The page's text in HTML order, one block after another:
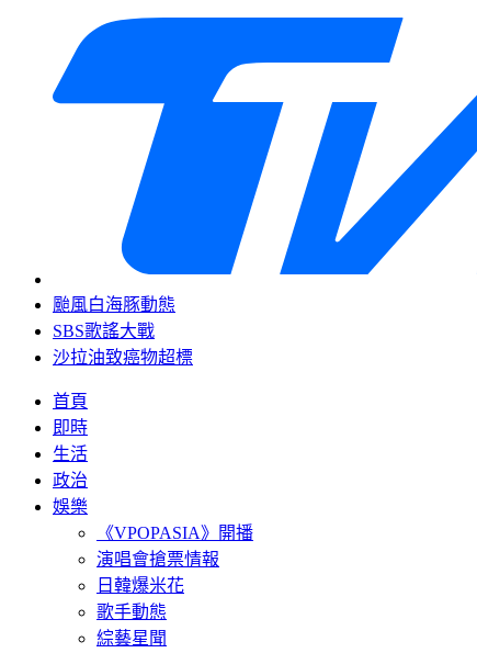
颱風白海豚動態
SBS歌謠大戰
沙拉油致癌物超標
首頁
即時
生活
政治
娛樂
《VPOPASIA》開播
演唱會搶票情報
日韓爆米花
歌手動態
綜藝星聞